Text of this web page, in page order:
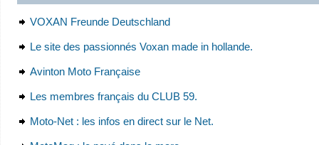
VOXAN Freunde Deutschland
Le site des passionnés Voxan made in hollande.
Avinton Moto Française
Les membres français du CLUB 59.
Moto-Net : les infos en direct sur le Net.